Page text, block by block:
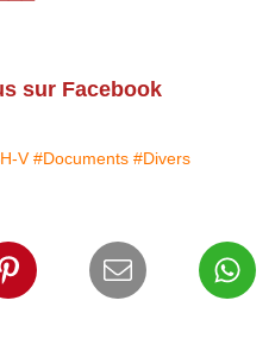
sur Facebook
V #Documents #Divers